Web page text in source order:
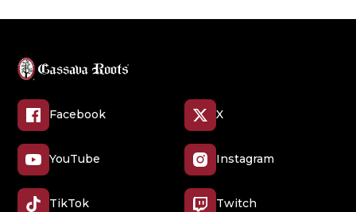
Facebook X
YouTube Instagram
TikTok Twitch